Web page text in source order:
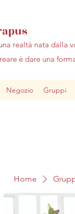
realtà nata dalla
è dare una
Negozio Gruppi
Home